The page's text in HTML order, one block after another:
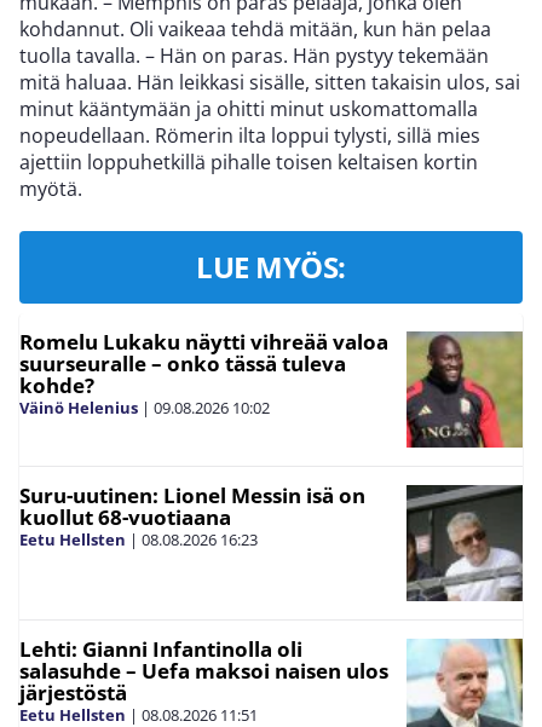
kohdannut. Oli vaikeaa tehdä mitään, kun hän pelaa
tuolla tavalla. – Hän on paras. Hän pystyy tekemään
mitä haluaa. Hän leikkasi sisälle, sitten takaisin ulos, sai
minut kääntymään ja ohitti minut uskomattomalla
nopeudellaan. Römerin ilta loppui tylysti, sillä mies
ajettiin loppuhetkillä pihalle toisen keltaisen kortin
myötä.
LUE MYÖS:
Romelu Lukaku näytti vihreää valoa
suurseuralle – onko tässä tuleva
kohde?
Väinö Helenius | 09.08.2026 10:02
Suru-uutinen: Lionel Messin isä on
kuollut 68-vuotiaana
Eetu Hellsten | 08.08.2026 16:23
Lehti: Gianni Infantinolla oli
salasuhde – Uefa maksoi naisen ulos
järjestöstä
Eetu Hellsten | 08.08.2026 11:51